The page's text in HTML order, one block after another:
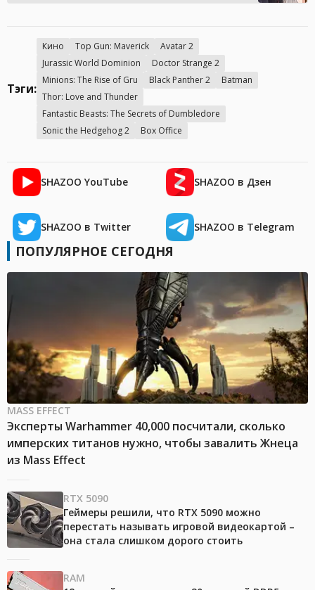
Тэги:
Кино Top Gun: Maverick
Avatar 2
Jurassic World Dominion
Doctor Strange 2
Minions: The Rise of Gru
Black Panther 2
Batman
Thor: Love and Thunder
Fantastic Beasts: The Secrets of Dumbledore
Sonic the Hedgehog 2
Box Office
SHAZOO YouTube SHAZOO в Дзен
SHAZOO в Twitter SHAZOO в Telegram
ПОПУЛЯРНОЕ СЕГОДНЯ
MASS EFFECT
Эксперты Warhammer 40,000 посчитали, сколько
имперских титанов нужно, чтобы завалить Жнеца
из Mass Effect
RTX 5090
Геймеры решили, что RTX 5090 можно
перестать называть игровой видеокартой –
она стала слишком дорого стоить
RAM